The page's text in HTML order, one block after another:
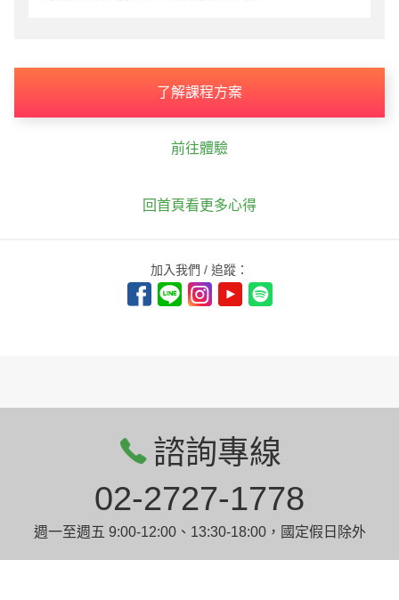
了解課程方案
前往體驗
回首頁看更多心得
加入我們 / 追蹤：
諮詢專線
02-2727-1778
週一至週五 9:00-12:00、13:30-18:00，國定假日除外